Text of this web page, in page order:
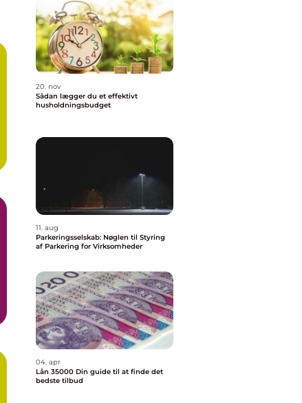
20. nov
Sådan lægger du et effektivt
husholdningsbudget
11. aug
Parkeringsselskab: Nøglen til Styring
af Parkering for Virksomheder
04. apr
Lån 35000 Din guide til at finde det
bedste tilbud